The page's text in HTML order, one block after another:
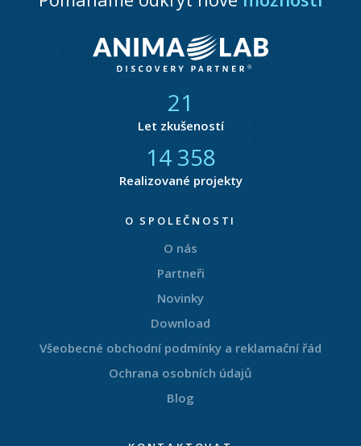
21
Let zkušeností
14 877
Realizované projekty
O SPOLEČNOSTI
O nás
Partneři
Novinky
Download
Všeobecné obchodní podmínky a reklamační řád
Ochrana osobních údajů
Blog